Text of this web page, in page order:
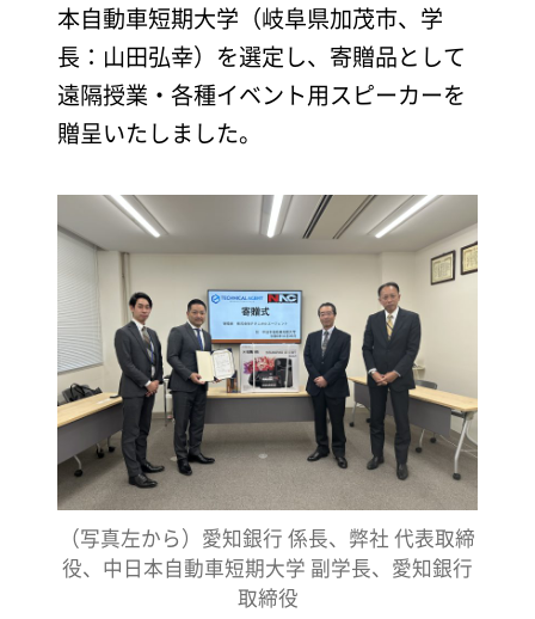
キャリア採用
本自動車短期大学（岐阜県加茂市、学
長：山田弘幸）を選定し、寄贈品として
遠隔授業・各種イベント用スピーカーを
贈呈いたしました。
（写真左から）愛知銀行 係長、弊社 代表取締
役、中日本自動車短期大学 副学長、愛知銀行
取締役